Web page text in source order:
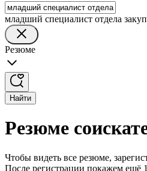
младший специалист отдела
Резюме
Найти
Резюме
Чтобы видеть все резюме,
После регистрации покажем ещё